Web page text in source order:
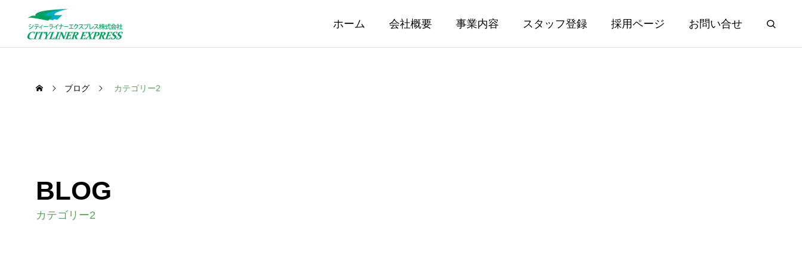
ホーム 会社概要 事業内容 スタッフ登録 採用ページ お問い合せ
ブログ カテゴリー2
BLOG
カテゴリー2